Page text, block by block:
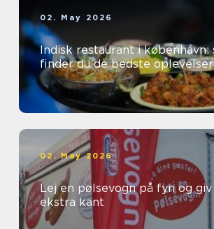
02. May 2026
Indisk restaurant i københavn:
finder du de bedste oplevelser
02. May 2026
Lej en pølsevogn på fyn og
ekstra kant